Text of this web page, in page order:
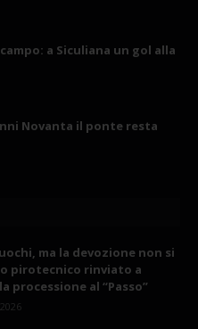
a Siculiana un gol alla
Novanta il ponte resta
ma la devozione non si
pirotecnico rinviato a
processione al “Passo”